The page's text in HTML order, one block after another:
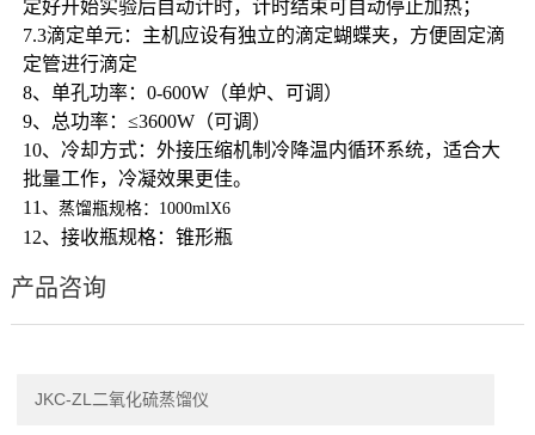
定好开始实验后自动计时，计时结束可自动停止加热；
7.3滴定单元：主机应设有独立的滴定蝴蝶夹，方便固定滴
定管进行滴定
8、单孔功率：0-600W（单炉、可调）
9、总功率：≤3600W（可调）
10、冷却方式：外接压缩机制冷降温内循环系统，适合大
批量工作，冷凝效果更佳。
11 、蒸馏瓶规格： 1000mlX6
12、接收瓶规格：锥形瓶
产品咨询